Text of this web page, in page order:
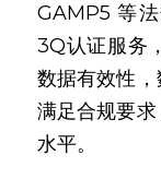
GAMP5 等
3Q认证服务
数据有效性
满足合规要
水平。